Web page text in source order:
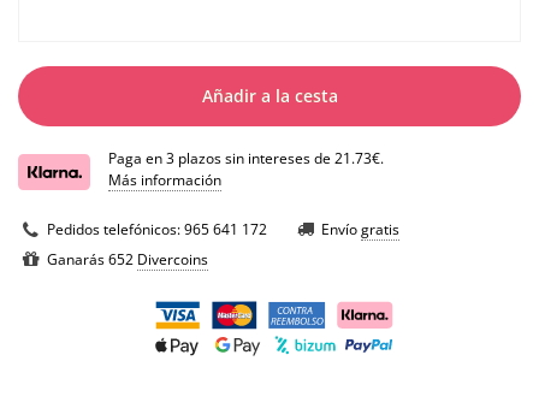
Añadir a la cesta
Paga en 3 plazos sin intereses de 21.73€.
Más información
Pedidos telefónicos:965 641 172 Envíogratis
Ganarás 652 Divercoins